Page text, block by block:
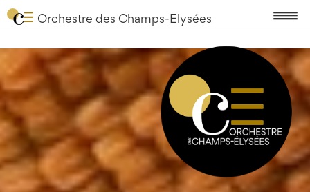
Orchestre des Champs-Elysées